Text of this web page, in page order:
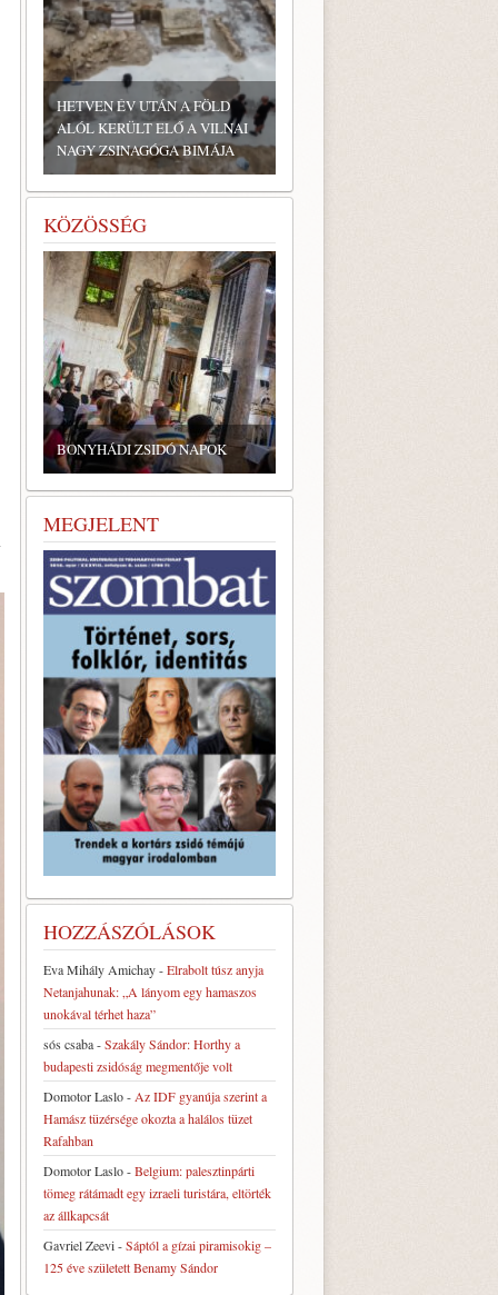
HETVEN ÉV UTÁN A FÖLD
ALÓL KERÜLT ELŐ A VILNAI
NAGY ZSINAGÓGA BIMÁJA
KÖZÖSSÉG
ZSIDÓ GASZTRONÓMIAI
TALÁLKOZÓ A BONYHÁDI
ZSINAGÓGÁBAN
MEGJELENT
HOZZÁSZÓLÁSOK
Eva Mihály Amichay-Elrabolt túsz anyja
Netanjahunak: „A lányom egy hamaszos
unokával térhet haza”
sós csaba-Szakály Sándor: Horthy a
budapesti zsidóság megmentője volt
Domotor Laslo- Az IDF gyanúja szerint a
Hamász tüzérsége okozta a halálos tüzet
Rafahban
Domotor Laslo-Belgium: palesztinpárti
tömeg rátámadt egy izraeli turistára, eltörték
az állkapcsát
Gavriel Zeevi-Sáptól a gízai piramisokig –
125 éve született Benamy Sándor